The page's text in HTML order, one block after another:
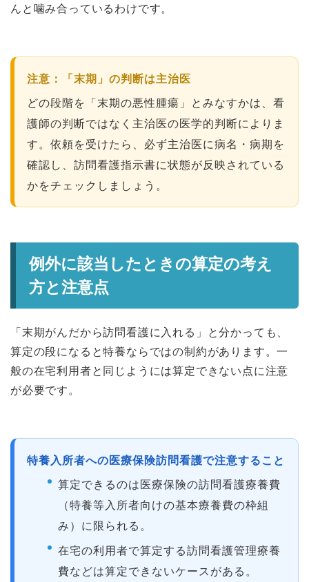
んと噛み合っているわけです。
注意：「末期」の判断は主治医
どの段階を「末期の悪性腫瘍」とみなすかは、看
護師の判断ではなく主治医の医学的判断によりま
す。依頼を受けたら、必ず主治医に病名・病期を
確認し、訪問看護指示書に状態が反映されている
かをチェックしましょう。
例外に該当したときの算定の考え
方と注意点
「末期がんだから訪問看護に入れる」と分かっても、
算定の段になると特養ならではの制約があります。一
般の在宅利用者と同じようには算定できない点に注意
が必要です。
特養入所者への医療保険訪問看護で注意すること
算定できるのは医療保険の訪問看護療養費
（特養等入所者向けの基本療養費の枠組
み）に限られる。
在宅の利用者で算定する訪問看護管理療養
費などは算定できないケースがある。